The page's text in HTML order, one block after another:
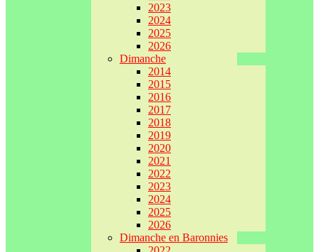
2023
2024
2025
2026
Dimanche
2014
2015
2016
2017
2018
2019
2020
2021
2022
2023
2024
2025
2026
Dimanche en Baronnies